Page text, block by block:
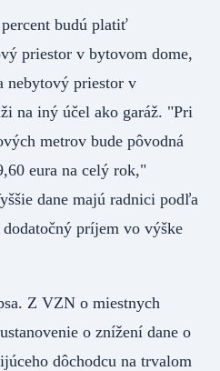
budú platiť
priestor v bytovom dome,
nebytový priestor v
na iný účel ako garáž. "Pri
metrov bude pôvodná
eura na celý rok,"
dane majú radnici podľa
príjem vo výške
Z VZN o miestnych
o znížení dane o
dôchodcu na trvalom